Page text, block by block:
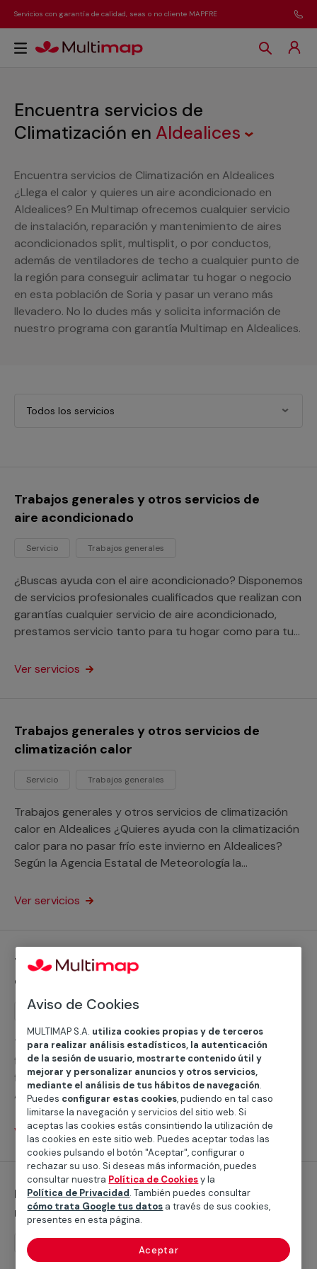
Servicios con garantía de calidad, seas o no cliente MAPFRE
Encuentra servicios de
Climatización en Aldealices
Encuentra servicios de Climatización en Aldealices
¿Llega el calor y quieres un aire acondicionado en
Aldealices? En Multimap ofrecemos cualquier servicio
de instalación, reparación y mantenimiento de aires
acondicionados split, multisplit, o por conductos,
además de ventiladores de techo a cualquier punto de
la región para conseguir aclimatar tu hogar o negocio
en esta población de Soria y pasar un verano más
llevadero. No lo dudes más y solicita información de
nuestro programa con garantía Multimap en Aldealices.
Todos los servicios
Trabajos generales y otros servicios de
aire acondicionado
Servicio Trabajos generales
¿Buscas ayuda con el aire acondicionado? Disponemos
de servicios profesionales cualificados que realizan con
garantías cualquier servicio de aire acondicionado,
prestamos servicio tanto para tu hogar como para tu
Ver servicios
Trabajos generales y otros servicios de
climatización calor
Servicio Trabajos generales
Trabajos generales y otros servicios de climatización
calor en Aldealices ¿Quieres ayuda con la climatización
calor para no pasar frío este invierno en Aldealices?
Según la Agencia Estatal de Meteorología la
Soria está en 22.0º, por lo que quizá es un buen
contamos con profesionales cualificados que llevarán a
cabo cualquier instalación de climatización calor,
prestamos servicio tanto para tu hogar como para tu
establecimiento o comunidad de vecinos en Aldealices.
Ver servicios
Trabajos generales y otros servicios de
climatización frío
Servicio Trabajos generales
Trabajos generales y otros servicios de climatización
frío en Aldealices ¿Buscas ayuda con la climatización
frío para hacer frente al calor en Aldealices? Según la
AEMET, la temperatura media en esta población
castellanoleonesa es de 36,9° entre junio y septiembre,
así que tenemos a tu disposición la mejor solución para
que el calor te dé una tregua. En Multimap contamos
con servicios profesionales cualificados en toda la
provincia de Soria que realizan con éxito cualquier
instalación de sistema de aire acondicionado,
ofrecemos servicio tanto para tu hogar como para tu
Ver servicios
Instalación de aires acondicionados
multisplit
Instalación
Aviso de Cookies
MULTIMAP S.A. utiliza cookies propias y de terceros
para realizar análisis estadísticos, la autenticación
de la sesión de usuario, mostrarte contenido útil y
mejorar y personalizar anuncios y otros servicios,
mediante el análisis de tus hábitos de navegación.
Puedes configurar estas cookies, pudiendo en tal caso
limitarse la navegación y servicios del sitio web. Si
aceptas las cookies estás consintiendo la utilización de
las cookies en este sitio web. Puedes aceptar todas las
cookies pulsando el botón "Aceptar", configurar o
rechazar su uso. Si deseas más información, puedes
consultar nuestra Política de Cookiesy la
Política de Privacidad. También puedes consultar
cómo trata Google tus datos a través de sus cookies,
presentes en esta página.
Aceptar